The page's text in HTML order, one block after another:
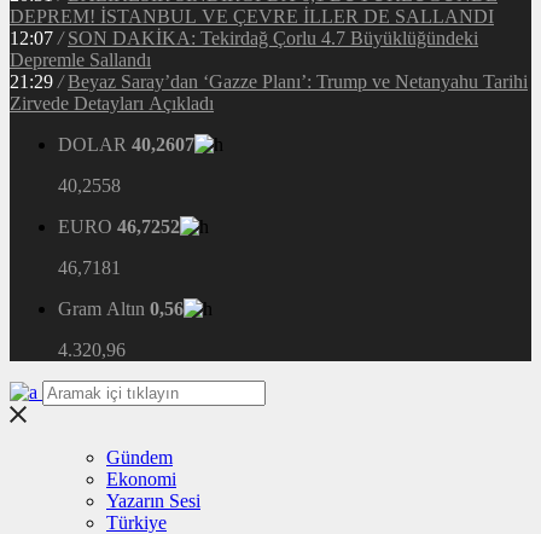
DEPREM! İSTANBUL VE ÇEVRE İLLER DE SALLANDI
12:07 / SON DAKİKA: Tekirdağ Çorlu 4.7 Büyüklüğündeki
Depremle Sallandı
21:29 / Beyaz Saray’dan ‘Gazze Planı’: Trump ve Netanyahu Tarihi
Zirvede Detayları Açıkladı
DOLAR 40,2607
40,2558
EURO 46,7252
46,7181
Gram Altın 0,56
4.320,96
Gündem
Ekonomi
Yazarın Sesi
Türkiye